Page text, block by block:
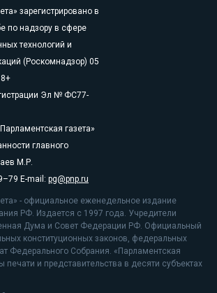
зарегистрировано в
по надзору в сфере
технологий и
(Роскомнадзор) 05
Эл № ФС77-
газета»
главного
М.Р.
E-mail: pg@pnp.ru
- официальное еженедельное издание
РФ. Издается с 1997 года. Учредители
Дума и Совет Федерации РФ. Официальный
конституционных законов, федеральных
Федерального Собрания. «Парламентская
печати и представительства в десяти субъектах